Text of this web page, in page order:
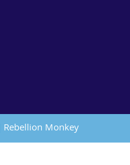
Rebellion Monkey